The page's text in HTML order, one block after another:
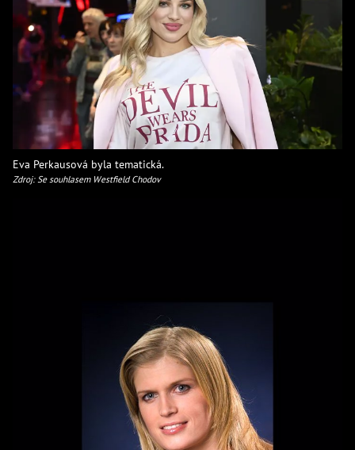
Eva Perkausová byla tematická.
Zdroj: Se souhlasem Westfield Chodov